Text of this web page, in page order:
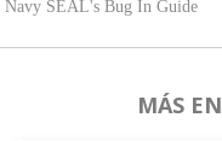
MÁS EN